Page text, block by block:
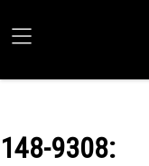
148-9308: